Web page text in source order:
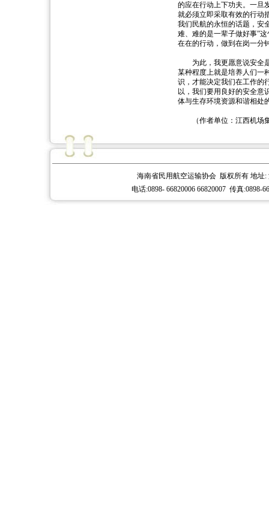
的应在行动上下功夫。一旦
就必须立即采取有效的行动
我们民航的永恒的话题，安
难、难的是一辈子做好事”
在在的行动，做到在岗一分
为此，我更愿意说安全是
某种程度上就是培养人们一
识，才能决定我们在工作的
以，我们要用良好的安全意
体与生存环境资源和谐相处
（作者单位：江西机场
海南省民用航空运输协会 版权所有 地址
电话:0898- 66820006 66820007 传真:0898-